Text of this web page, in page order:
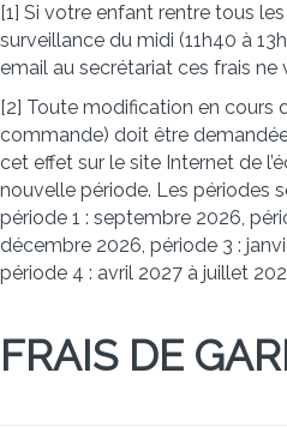
[1] Si votre enfant rentre tous
surveillance du midi (11h40 à
email au secrétariat ces frais
[2] Toute modification en cours
commande) doit être
cet effet sur le site Internet de
nouvelle période. Les périodes
période 1 : septembre 2026,
décembre 2026, période 3 :
période 4 : avril 2027 à juillet
FRAIS DE